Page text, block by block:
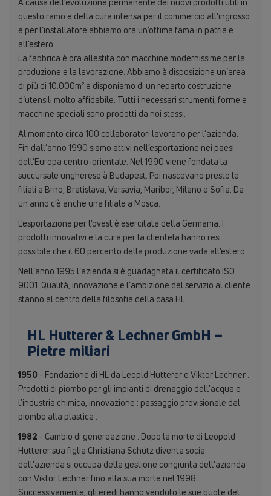
A causa dell’evoluzione permanente dei nuovi prodotti utili in
questo ramo e della cura intensa per il commercio all’ingrosso
e per l’installatore abbiamo ora un‘ottima fama in patria e
all’estero.
La fabbrica è ora allestita con macchine modernissime per la
produzione e la lavorazione. Abbiamo à disposizione un’area
di più di 10.000m² e disponiamo di un reparto costruzione
d’utensili molto affidabile. Tutti i necessari strumenti, forme e
macchine speciali sono prodotti da noi stessi.
Al momento circa 100 collaboratori lavorano per l’azienda.
Fin dall’anno 1990 siamo attivi nell’esportazione nei paesi
dell’Europa centro-orientale. Nel 1990 viene fondata la
succursale ungherese à Budapest. Poi nascevano presto le
filiali a Brno, Bratislava, Varsavia, Maribor, Milano e Sofia. Da
un anno c’è anche una filiale a Mosca.
L’esportazione per l’ovest è esercitata della Germania. I
prodotti innovativi e la cura per la clientela hanno resi
possibile che il 60 percento della produzione vada all’estero.
Nell’anno 1995 l’azienda si è guadagnata il certificato ISO
9001. Qualità, innovazione e l’ambizione del servizio al cliente
stanno al centro della filosofia della casa HL.
HL Hutterer & Lechner GmbH –
Pietre miliari
1950 - Fondazione di HL da Leopld Hutterer e Viktor Lechner .
Prodotti di piombo per gli impianti di drenaggio dell'acqua e
l'industria chimica, innovazione : passaggio previsionale dal
piombo alla plastica .
1982 - Cambio di genereazione : Dopo la morte di Leopold
Hutterer sua figlia Christiana Schütz diventa socia
dell'azienda si occupa della gestione congiunta dell'azienda
con Viktor Lechner fino alla sua morte nel 1998 .
Successivamente, gli eredi hanno venduto le sue quote del